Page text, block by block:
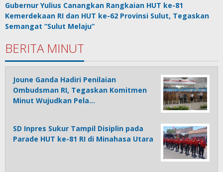
Gubernur Yulius Canangkan Rangkaian HUT ke-81
Kemerdekaan RI dan HUT ke-62 Provinsi Sulut, Tegaskan
Semangat “Sulut Melaju”
BERITA MINUT
Joune Ganda Hadiri Penilaian
Ombudsman RI, Tegaskan Komitmen
Minut Wujudkan Pela…
SD Inpres Sukur Tampil Disiplin pada
Parade HUT ke-81 RI di Minahasa Utara